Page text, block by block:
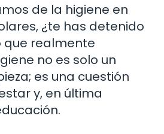
de la higiene en
¿te has detenido
que realmente
no es solo un
es una cuestión
y, en última